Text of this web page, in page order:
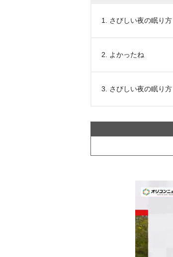
1. さびしい夜の眠り方
2. よかったね
3. さびしい夜の眠り方